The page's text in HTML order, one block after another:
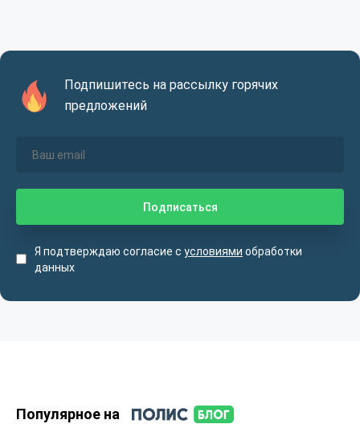
Подпишитесь на рассылку горячих
предложений
Я подтверждаю согласие с условиями обработки
данных
Популярное на